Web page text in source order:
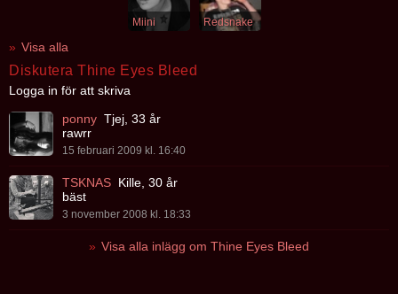
Miini Redsnake
Visa alla
Diskutera Thine Eyes Bleed
Logga in för att skriva
ponny Tjej, 33 år
rawrr
15 februari 2009 kl. 16:40
TSKNAS Kille, 30 år
bäst
3 november 2008 kl. 18:33
Visa alla inlägg om Thine Eyes Bleed